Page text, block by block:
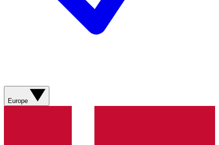
Europe